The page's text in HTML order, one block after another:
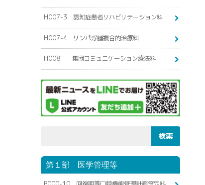
H007-3 認知症患者リハビリテーション料
H007-4 リンパ浮腫複合的治療料
H008 集団コミュニケーション療法料
第１部 医学管理等